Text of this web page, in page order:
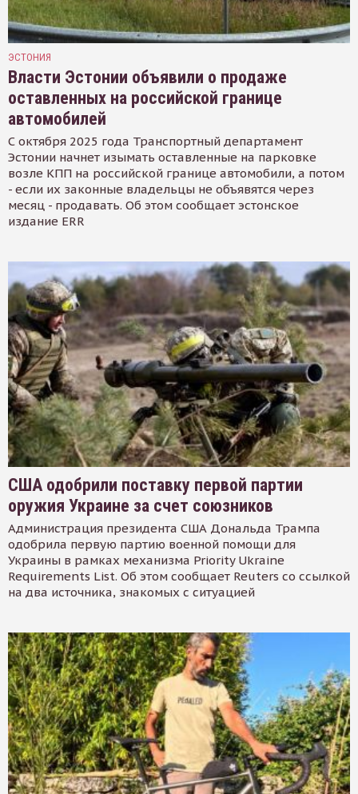
ЭСТОНИЯ
Власти Эстонии объявили о продаже
оставленных на российской границе
автомобилей
С октября 2025 года Транспортный департамент
Эстонии начнет изымать оставленные на парковке
возле КПП на российской границе автомобили, а потом
- если их законные владельцы не объявятся через
месяц - продавать. Об этом сообщает эстонское
издание ERR
США одобрили поставку первой партии
оружия Украине за счет союзников
Администрация президента США Дональда Трампа
одобрила первую партию военной помощи для
Украины в рамках механизма Priority Ukraine
Requirements List. Об этом сообщает Reuters со ссылкой
на два источника, знакомых с ситуацией